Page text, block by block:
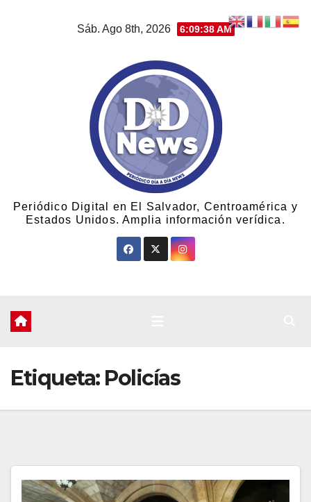
Sáb. Ago 8th, 2026 6:09:39 AM
Periódico Digital en El Salvador, Centroamérica y
Estados Unidos. Amplia información verídica.
Etiqueta: Policías